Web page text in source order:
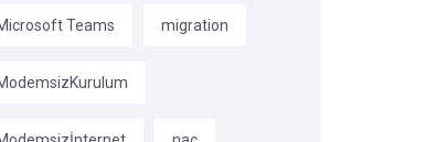
Teams migration